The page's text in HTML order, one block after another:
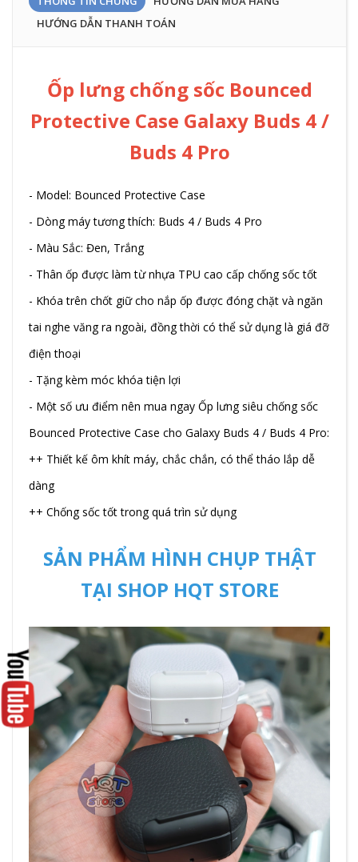
HƯỚNG DẪN THANH TOÁN
Ốp lưng chống sốc Bounced
Protective Case Galaxy Buds 4 /
Buds 4 Pro
- Model: Bounced Protective Case
- Dòng máy tương thích: Buds 4 / Buds 4 Pro
- Màu Sắc: Đen, Trắng
- Thân ốp được làm từ nhựa TPU cao cấp chống sốc tốt
- Khóa trên chốt giữ cho nắp ốp được đóng chặt và ngăn
tai nghe văng ra ngoài, đồng thời có thể sử dụng là giá đỡ
điện thoại
- Tặng kèm móc khóa tiện lợi
- Một số ưu điểm nên mua ngay Ốp lưng siêu chống sốc
Bounced Protective Case cho Galaxy Buds 4 / Buds 4 Pro:
++ Thiết kế ôm khít máy, chắc chắn, có thể tháo lắp dễ
dàng
++ Chống sốc tốt trong quá trìn sử dụng
SẢN PHẨM HÌNH CHỤP THẬT
TẠI SHOP HQT STORE